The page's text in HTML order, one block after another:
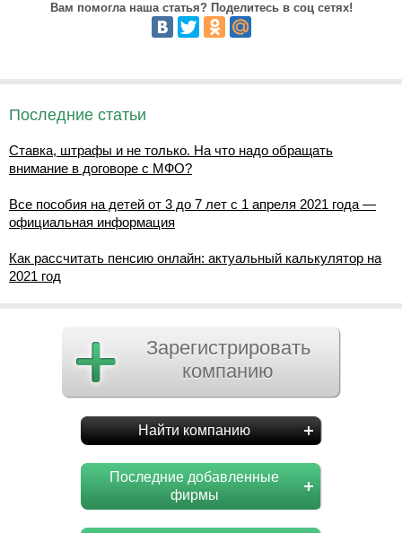
Вам помогла наша статья? Поделитесь в соц сетях!
Последние статьи
Ставка, штрафы и не только. На что надо обращать
внимание в договоре с МФО?
Все пособия на детей от 3 до 7 лет с 1 апреля 2021 года —
официальная информация
Как рассчитать пенсию онлайн: актуальный калькулятор на
2021 год
Зарегистрировать
компанию
Найти компанию
Последние добавленные
фирмы